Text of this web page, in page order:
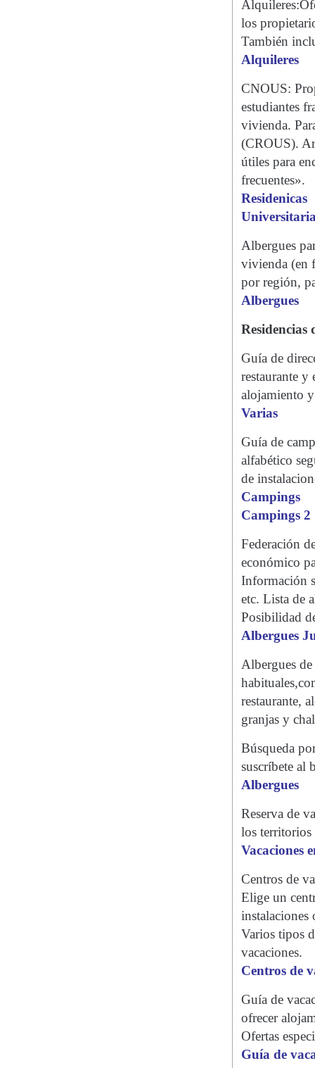
los
También
Alquileres
CNOUS:
estudiantes
vivienda.
(CROUS).
útiles para
frecuentes».
Residenicas
Albergues
vivienda (en
por región,
Albergues
Guía de
restaurante y
alojamiento y
Varias
Guía de
alfabético
de
Campings
Campings 2
Federación
económico
Información
etc. Lista de
Posibilidad
Albergues
Albergues
restaurante,
granjas y
Búsqueda
suscríbete al
Albergues
Reserva de
los territorios
Vacaciones
Centros de
Elige un
instalaciones
Varios tipos
vacaciones.
Centros de
Guía de
ofrecer
Ofertas
Guía de